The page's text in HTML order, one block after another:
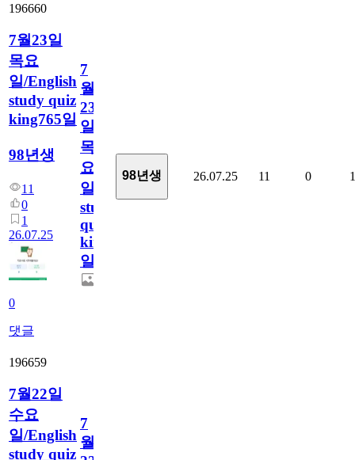
196660
7월23일
목요
일/English
study quiz
king765일
98년생
11
0
1
26.07.25
0
댓글
7
월
23
일
목
요
일/English
study
quiz
king765
일
98년생 26.07.25 11 0 1
196659
7월22일
수요
일/English
study quiz
7
월